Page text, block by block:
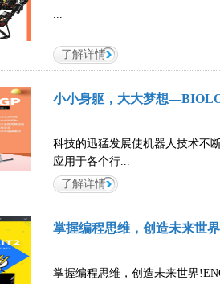
...
了解详情
小小身躯，大大梦想
科技的迅猛发展使机器人技术不
应用于各个行...
了解详情
掌握编程思维，创造未来世
掌握编程思维，创造未来世界